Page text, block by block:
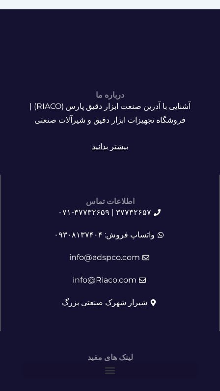
درباره ما
آشنایی با آدرین صنعت ابزار دقیق پارس (RIACO) |
فروشگاه تجهیزات ابزار دقیق و شیرآلات صنعتی
بیشتر بدانید
اطلاعات تماس
۳۷۷۳۲۶۵۷ | ۰۷۱-۳۷۷۳۲۶۵۹
واتساپ فروش: ۰۹۳۰۸۱۳۷۴۰۴
info@adspco.com
info@Riaco.com
شیراز شهرک صنعتی بزرگ
لینک های مفید